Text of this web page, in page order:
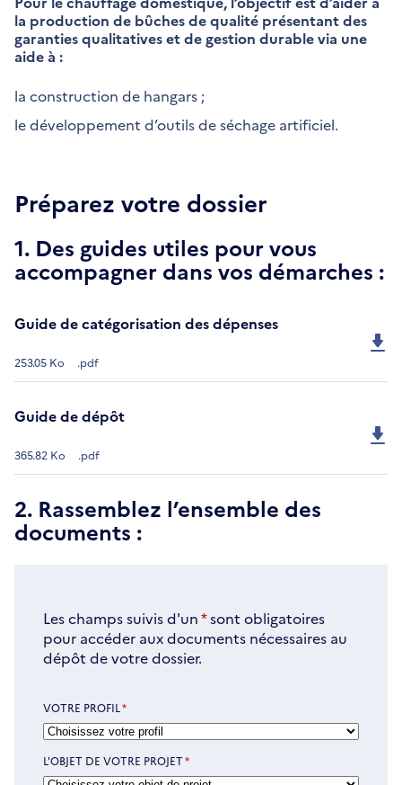
la production de bûches de qualité présentant des
garanties qualitatives et de gestion durable via une
aide à :
la construction de hangars ;
le développement d’outils de séchage artificiel.
Préparez votre dossier
1. Des guides utiles pour vous
accompagner dans vos démarches :
Guide de catégorisation des dépenses
253.05 Ko .pdf
Guide de dépôt
365.82 Ko .pdf
2. Rassemblez l’ensemble des
documents :
Les champs suivis d'un*sont obligatoires
pour accéder aux documents nécessaires au
dépôt de votre dossier.
VOTRE PROFIL *
L'OBJET DE VOTRE PROJET*